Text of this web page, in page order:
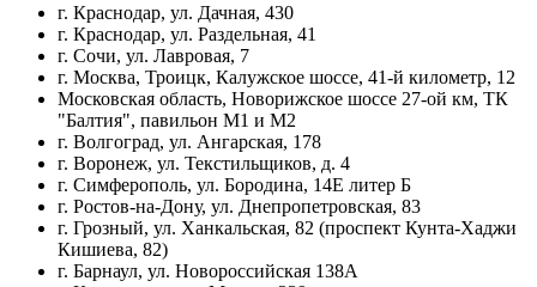
г. Краснодар, ул. Дачная, 430
г. Краснодар, ул. Раздельная, 41
г. Сочи, ул. Лавровая, 7
г. Москва, Троицк, Калужское шоссе, 41-й километр, 12
Московская область, Новорижское шоссе 27-ой км, ТК
"Балтия", павильон М1 и М2
г. Волгоград, ул. Ангарская, 178
г. Воронеж, ул. Текстильщиков, д. 4
г. Симферополь, ул. Бородина, 14Е литер Б
г. Ростов-на-Дону, ул. Днепропетровская, 83
г. Грозный, ул. Ханкальская, 82 (проспект Кунта-Хаджи
Кишиева, 82)
г. Барнаул, ул. Новороссийская 138А